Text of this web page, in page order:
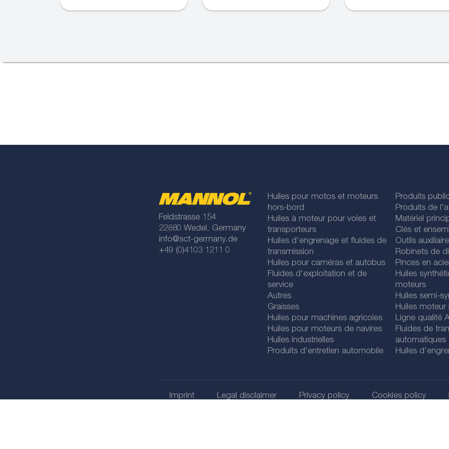
Feldstrasse 154
22880 Wedel, Germany
info@sct-germany.de
+49 (0)4103 1211 0
Huiles pour motos et moteurs
hors-bord
Huiles à moteur pour voies et
transporteurs
Huiles d'engrenage et fluides de
transmission
Huiles pour caméras et autobus
Fluides d'exploitation et de
service
Autres
Graisses
Huiles pour machines agricoles
Huiles pour moteurs de navires
Huiles industrielles
Produits d'entretien automobile
Produits
Produits de
Matériel
Clés et
Outils
Robinets de
Pinces en
Huiles
moteurs
Huiles semi-
Huiles moteur
Ligne qualité
Fluides de
automatiques
Huiles
Imprint Legal disclaimer Privacy policy Cookies policy